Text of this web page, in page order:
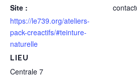
Site :
https://le739.org/ateliers-
pack-creactifs/#teinture-
naturelle
LIEU
Centrale 7